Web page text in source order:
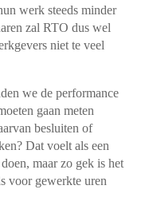
werk steeds minder
zal RTO dus wel
niet te veel
we de performance
gaan meten
besluiten of
Dat voelt als een
maar zo gek is het
voor gewerkte uren